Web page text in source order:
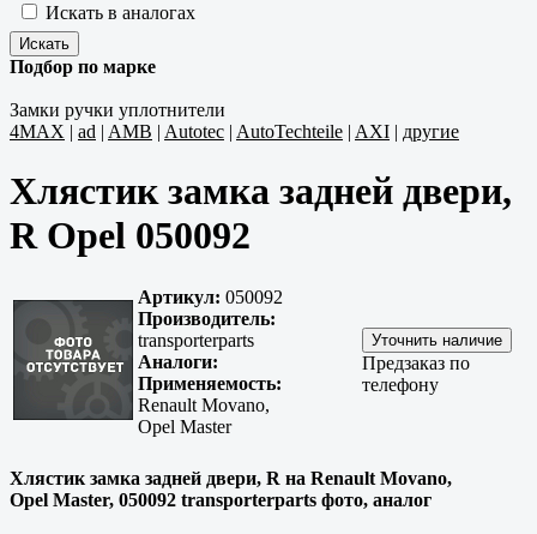
Искать в аналогах
Подбор по марке
Замки ручки уплотнители
4MAX | ad | AMB | Autotec | AutoTechteile | AXI | другие
Хлястик замка задней двери,
R Opel 050092
Артикул: 050092
Производитель:
transporterparts
Аналоги:
Применяемость:
Renault Movano,
Opel Master
Предзаказ по
телефону
Хлястик замка задней двери, R на Renault Movano,
Opel Master, 050092 transporterparts фото, аналог